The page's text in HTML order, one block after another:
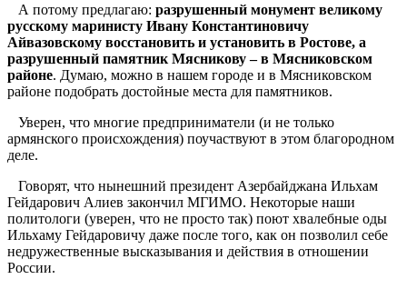
А потому предлагаю: разрушенный монумент великому
русскому маринисту Ивану Константиновичу
Айвазовскому восстановить и установить в Ростове, а
разрушенный памятник Мясникову – в Мясниковском
районе. Думаю, можно в нашем городе и в Мясниковском
районе подобрать достойные места для памятников.
Уверен, что многие предприниматели (и не только
армянского происхождения) поучаствуют в этом благородном
деле.
Говорят, что нынешний президент Азербайджана Ильхам
Гейдарович Алиев закончил МГИМО. Некоторые наши
политологи (уверен, что не просто так) поют хвалебные оды
Ильхаму Гейдаровичу даже после того, как он позволил себе
недружественные высказывания и действия в отношении
России.